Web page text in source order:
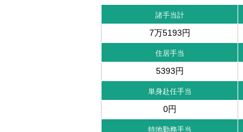
諸手当計
7万5193円
住居手当
5393円
単身赴任手当
0円
特地勤務手当